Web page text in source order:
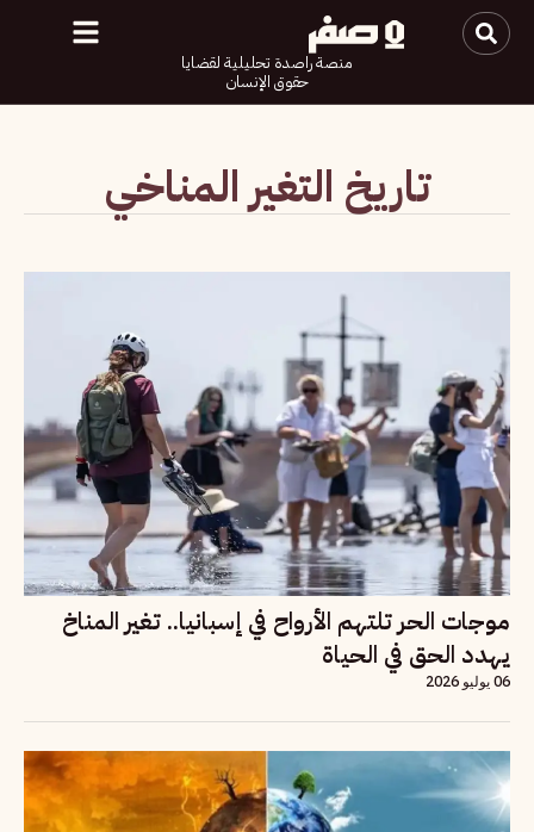
منصة راصدة تحليلية لقضايا
حقوق الإنسان
تاريخ التغير المناخي
موجات الحر تلتهم الأرواح في إسبانيا.. تغير المناخ
يهدد الحق في الحياة
06 يوليو 2026